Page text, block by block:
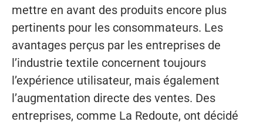
mettre en avant des produits encore plus
pertinents pour les consommateurs. Les
avantages perçus par les entreprises de
l’industrie textile concernent toujours
l’expérience utilisateur, mais également
l’augmentation directe des ventes. Des
entreprises, comme La Redoute, ont décidé